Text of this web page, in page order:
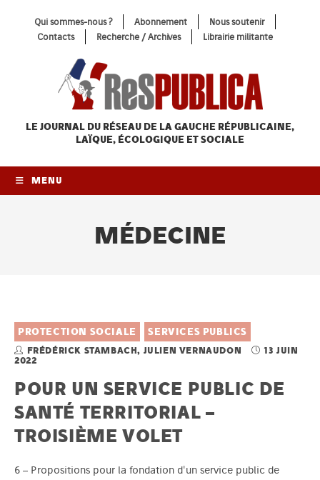
Qui sommes-nous ? Abonnement
Nous soutenir
Contacts
Recherche / Archives Librairie militante
LE JOURNAL DU RÉSEAU DE LA GAUCHE RÉPUBLICAINE,
LAÏQUE, ÉCOLOGIQUE ET SOCIALE
MENU
MÉDECINE
PROTECTION SOCIALE SERVICES PUBLICS
FRÉDÉRICK STAMBACH, JULIEN VERNAUDON
13 JUIN
2022
POUR UN SERVICE PUBLIC DE
SANTÉ TERRITORIAL –
TROISIÈME VOLET
6 – Propositions pour la fondation d'un service public de